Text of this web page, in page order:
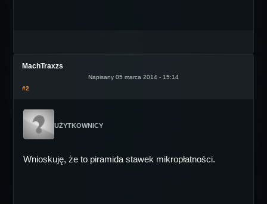
MachTraxzs
Napisany 05 marca 2014 - 15:14
#2
UŻYTKOWNICY
Wnioskuję, że to piramida stawek mikropłatności.